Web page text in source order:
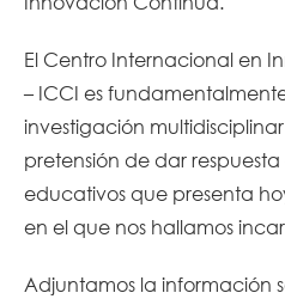
El Centro Internacional en
– ICCI es
investigación
pretensión de dar respuesta
educativos que presenta
en el que nos hallamos
Adjuntamos la información